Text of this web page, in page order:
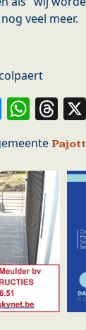
veel meer.